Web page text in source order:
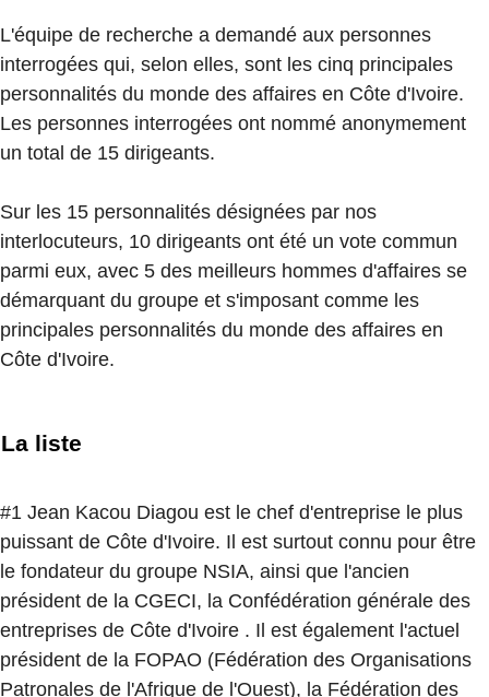
L'équipe de recherche a demandé aux personnes
interrogées qui, selon elles, sont les cinq principales
personnalités du monde des affaires en Côte d'Ivoire.
Les personnes interrogées ont nommé anonymement
un total de 15 dirigeants.
Sur les 15 personnalités désignées par nos
interlocuteurs, 10 dirigeants ont été un vote commun
parmi eux, avec 5 des meilleurs hommes d'affaires se
démarquant du groupe et s'imposant comme les
principales personnalités du monde des affaires en
Côte d'Ivoire.
La liste
#1 Jean Kacou Diagou est le chef d'entreprise le plus
puissant de Côte d'Ivoire. Il est surtout connu pour être
le fondateur du groupe NSIA, ainsi que l'ancien
président de la CGECI, la Confédération générale des
entreprises de Côte d'Ivoire . Il est également l'actuel
président de la FOPAO (Fédération des Organisations
Patronales de l'Afrique de l'Ouest), la Fédération des